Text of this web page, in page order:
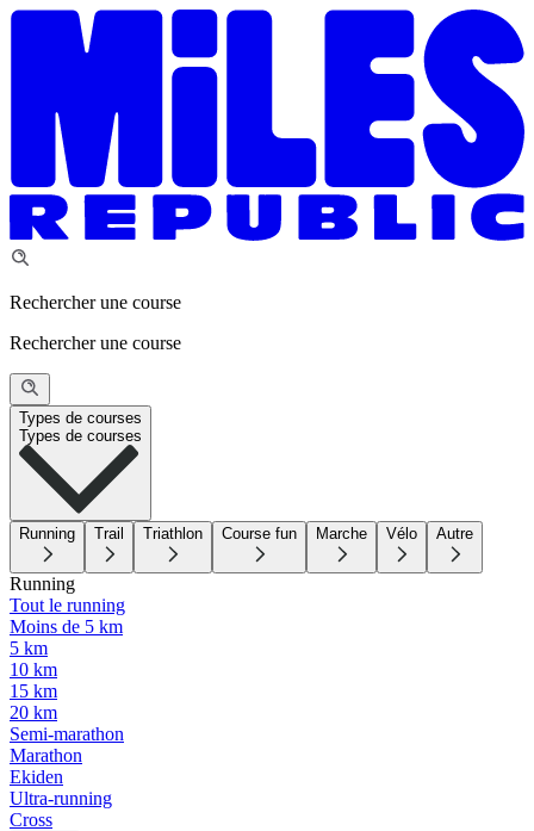
Rechercher une course
Rechercher une course
Types de courses
Types de courses
Running Trail Triathlon Course fun Marche Vélo Autre
Running
Tout le running
Moins de 5 km
5 km
10 km
15 km
20 km
Semi-marathon
Marathon
Ekiden
Ultra-running
Cross